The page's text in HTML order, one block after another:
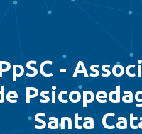
-
Santa